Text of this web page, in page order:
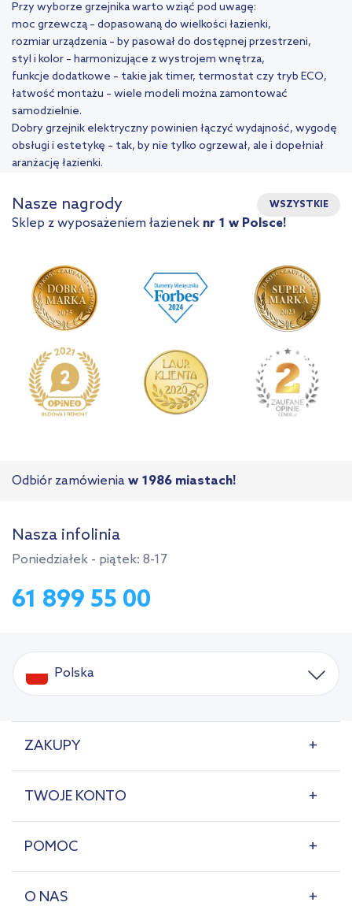
Przy wyborze grzejnika warto wziąć pod uwagę:
moc grzewczą – dopasowaną do wielkości łazienki,
rozmiar urządzenia – by pasował do dostępnej przestrzeni,
styl i kolor – harmonizujące z wystrojem wnętrza,
funkcje dodatkowe – takie jak timer, termostat czy tryb ECO,
łatwość montażu – wiele modeli można zamontować
samodzielnie.
Dobry grzejnik elektryczny powinien łączyć wydajność, wygodę
obsługi i estetykę – tak, by nie tylko ogrzewał, ale i dopełniał
aranżację łazienki.
Nasze nagrody WSZYSTKIE
Sklep z wyposażeniem łazienek nr 1 w Polsce!
Odbiór zamówienia w 1986 miastach!
Nasza infolinia
Poniedziałek - piątek: 8-17
61 899 55 00
Polska
ZAKUPY
TWOJE KONTO
POMOC
O NAS